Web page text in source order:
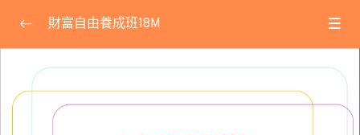
課程公告 0/32
★線上會議使用方式教學★
財富自由養成班18M